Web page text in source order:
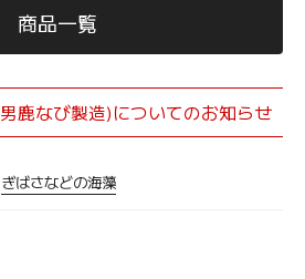
商品一覧
鹿なび製造)についてのお知らせ
ぎばさなどの海藻